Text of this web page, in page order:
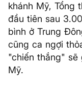
khánh Mỹ, Tổng
đầu tiên sau
bình ở Trung
cũng ca ngợi
"chiến thắng" sẽ
Mỹ.